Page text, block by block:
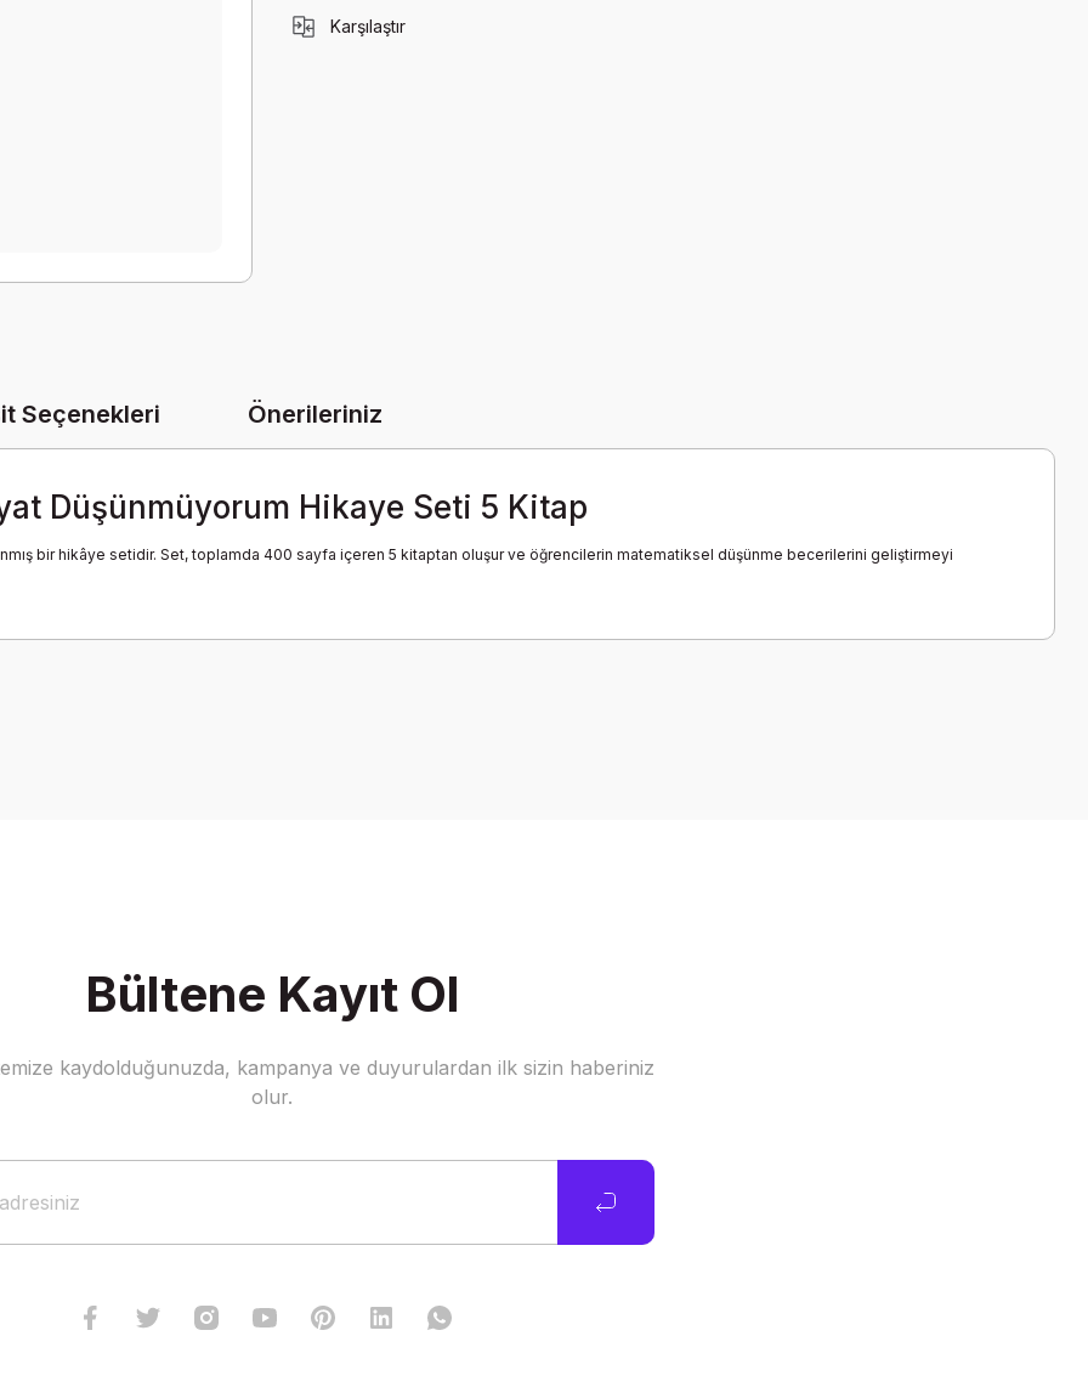
Karşılaştır
Seçenekleri Önerileriniz
Düşünmüyorum Hikaye Seti 5 Kitap
bir hikâye setidir. Set, toplamda 400 sayfa içeren 5 kitaptan oluşur ve öğrencilerin matematiksel düşünme becerilerini geliştirmeyi
Gönder
Bültene Kayıt Ol
kaydolduğunuzda, kampanya ve duyurulardan ilk sizin haberiniz
olur.